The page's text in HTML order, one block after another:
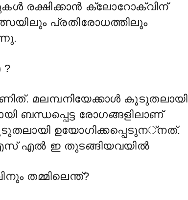
രക്ഷിക്കാൻ ക്ലോറോക്വിന്
പ്രതിരോധത്തിലും
?
മലമ്പനിയേക്കാൾ കൂടുതലായി
ബന്ധപ്പെട്ട രോഗങ്ങളിലാണ്
ഉയോഗിക്കപ്പെടുന്നത്‌.
എൽ ഇ തുടങ്ങിയവയിൽ
തമ്മിലെന്ത്?